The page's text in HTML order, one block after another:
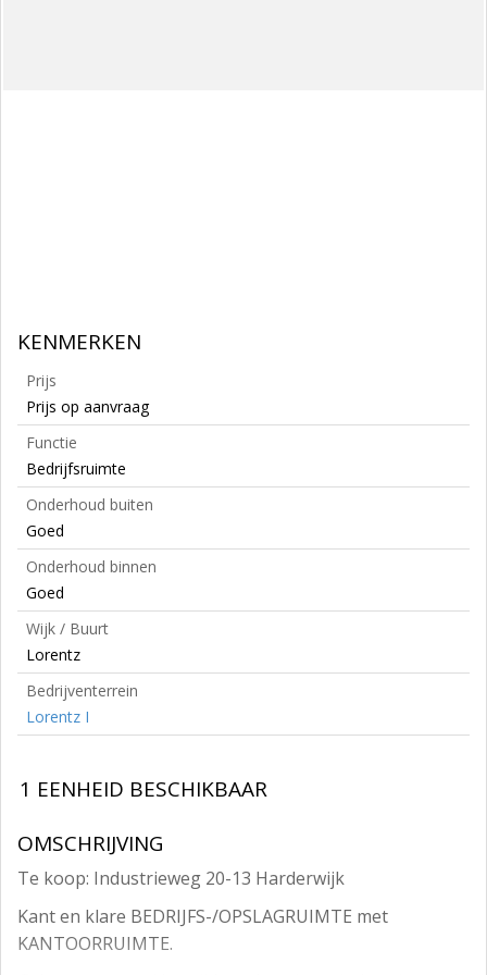
KENMERKEN
Prijs
Prijs op aanvraag
Functie
Bedrijfsruimte
Onderhoud buiten
Goed
Onderhoud binnen
Goed
Wijk / Buurt
Lorentz
Bedrijventerrein
Lorentz I
1 EENHEID BESCHIKBAAR
OMSCHRIJVING
Te koop: Industrieweg 20-13 Harderwijk
Kant en klare BEDRIJFS-/OPSLAGRUIMTE met
KANTOORRUIMTE.